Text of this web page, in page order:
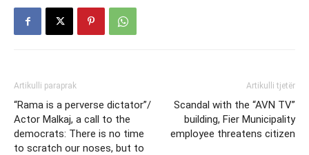
Artikulli paraprak
“Rama is a perverse dictator”/
Actor Malkaj, a call to the
democrats: There is no time
to scratch our noses, but to
Artikulli tjetër
Scandal with the “AVN TV”
building, Fier Municipality
employee threatens citizen